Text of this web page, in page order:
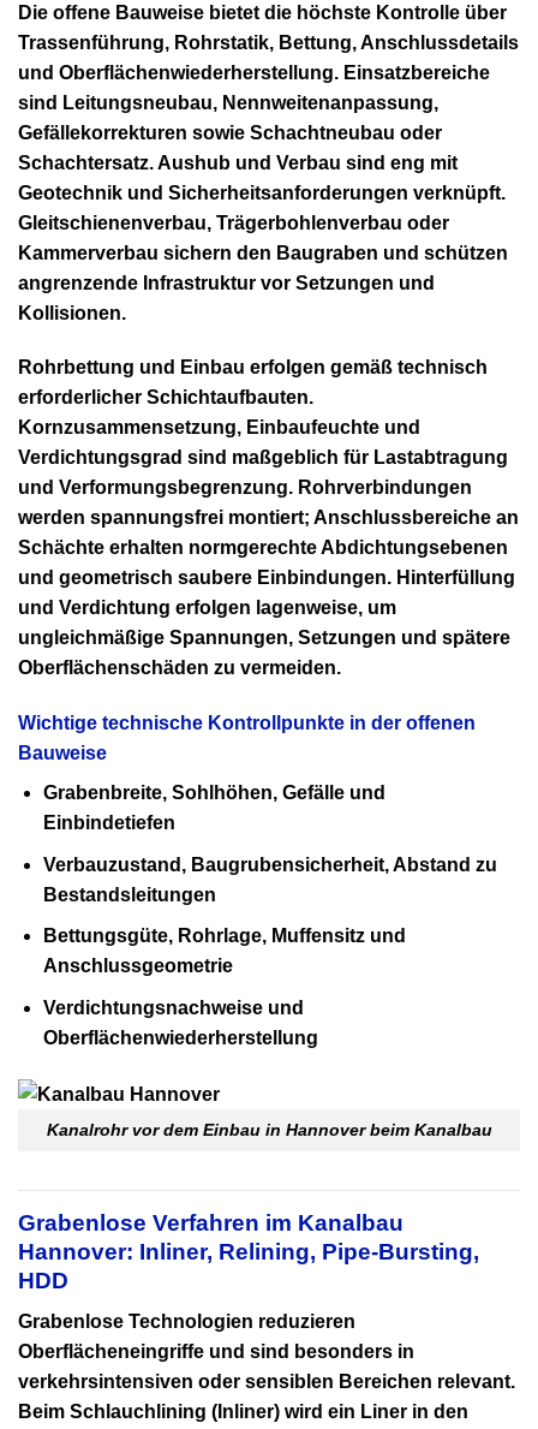
Die offene Bauweise bietet die höchste Kontrolle über
Trassenführung, Rohrstatik, Bettung, Anschlussdetails
und Oberflächenwiederherstellung. Einsatzbereiche
sind Leitungsneubau, Nennweitenanpassung,
Gefällekorrekturen sowie Schachtneubau oder
Schachtersatz. Aushub und Verbau sind eng mit
Geotechnik und Sicherheitsanforderungen verknüpft.
Gleitschienenverbau, Trägerbohlenverbau oder
Kammerverbau sichern den Baugraben und schützen
angrenzende Infrastruktur vor Setzungen und
Kollisionen.
Rohrbettung und Einbau erfolgen gemäß technisch
erforderlicher Schichtaufbauten.
Kornzusammensetzung, Einbaufeuchte und
Verdichtungsgrad sind maßgeblich für Lastabtragung
und Verformungsbegrenzung. Rohrverbindungen
werden spannungsfrei montiert; Anschlussbereiche an
Schächte erhalten normgerechte Abdichtungsebenen
und geometrisch saubere Einbindungen. Hinterfüllung
und Verdichtung erfolgen lagenweise, um
ungleichmäßige Spannungen, Setzungen und spätere
Oberflächenschäden zu vermeiden.
Wichtige technische Kontrollpunkte in der offenen
Bauweise
Grabenbreite, Sohlhöhen, Gefälle und
Einbindetiefen
Verbauzustand, Baugrubensicherheit, Abstand zu
Bestandsleitungen
Bettungsgüte, Rohrlage, Muffensitz und
Anschlussgeometrie
Verdichtungsnachweise und
Oberflächenwiederherstellung
Kanalrohr vor dem Einbau in Hannover beim Kanalbau
Grabenlose Verfahren im Kanalbau
Hannover: Inliner, Relining, Pipe-Bursting,
HDD
Grabenlose Technologien reduzieren
Oberflächeneingriffe und sind besonders in
verkehrsintensiven oder sensiblen Bereichen relevant.
Beim Schlauchlining (Inliner) wird ein Liner in den